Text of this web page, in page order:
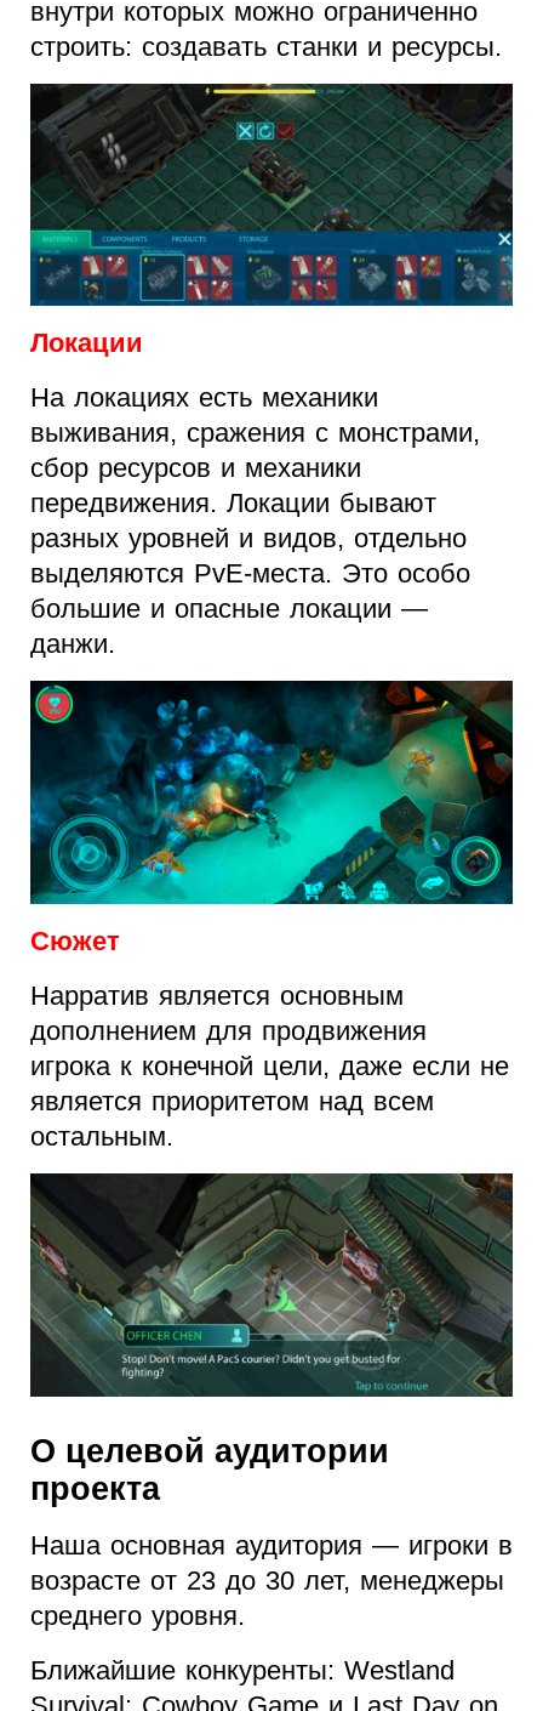
внутри которых можно ограниченно
строить: создавать станки и ресурсы.
Локации
На локациях есть механики
выживания, сражения с монстрами,
сбор ресурсов и механики
передвижения. Локации бывают
разных уровней и видов, отдельно
выделяются PvE-места. Это особо
большие и опасные локации —
данжи.
Сюжет
Нарратив является основным
дополнением для продвижения
игрока к конечной цели, даже если не
является приоритетом над всем
остальным.
О целевой аудитории
проекта
Наша основная аудитория — игроки в
возрасте от 23 до 30 лет, менеджеры
среднего уровня.
Ближайшие конкуренты: Westland